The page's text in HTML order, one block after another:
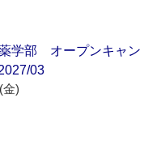
学部 オープンキャン
03
金)